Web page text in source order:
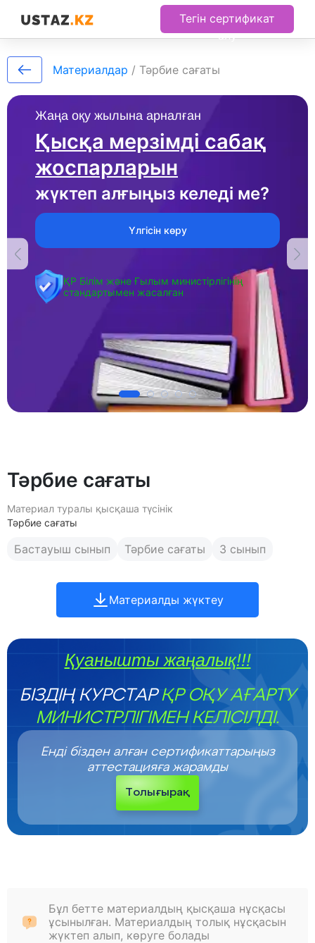
Тегін сертификат
алу
Жаңа оқу жылына арналған
Қысқа мерзімді сабақ
жоспарларын
жүктеп алғыңыз келеді ме?
Үлгісін көру
ҚР Білім және Ғылым министірлігінің
стандартымен жасалған
Материалдар / Тәрбие сағаты
Тәрбие сағаты
Материал туралы қысқаша түсінік
Тәрбие сағаты
Бастауыш сынып Тәрбие сағаты 3 сынып
Материалды жүктеу
Қуанышты жаңалық!!!
БІЗДІҢ КУРСТАРҚР ОҚУ АҒАРТУ
МИНИСТРЛІГІМЕН КЕЛІСІЛДІ.
Енді бізден алған сертификаттарыңыз
аттестацияға жарамды
Толығырақ
Бұл бетте материалдың қысқаша нұсқасы
ұсынылған. Материалдың толық нұсқасын
жүктеп алып, көруге болады